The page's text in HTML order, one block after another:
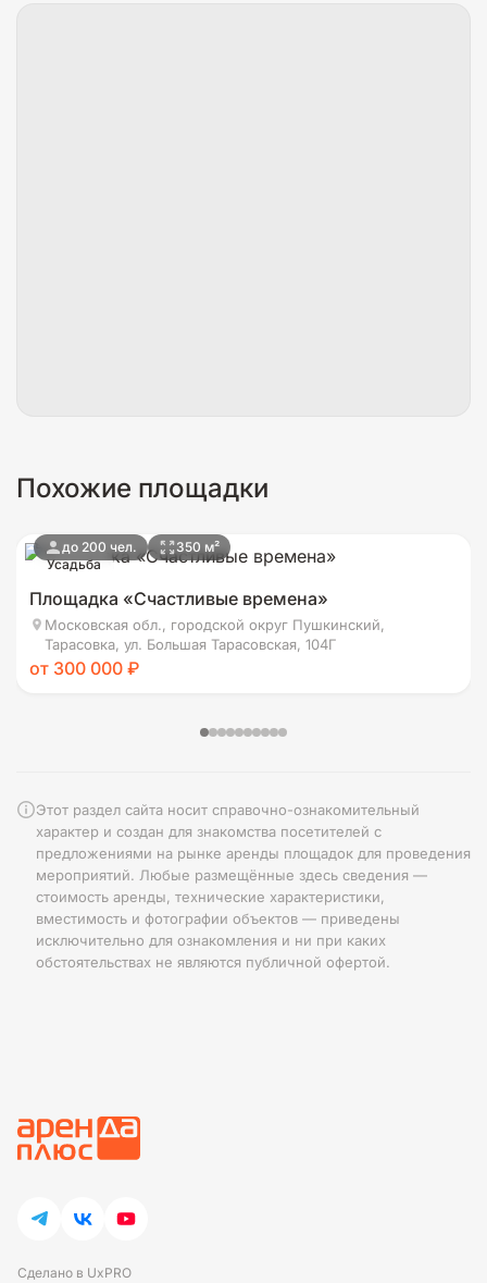
Похожие площадки
Усадьба
до 200 чел. 350 м²
Площадка «Счастливые времена»
Московская обл., городской округ Пушкинский,
Тарасовка, ул. Большая Тарасовская, 104Г
от 300 000 ₽
Этот раздел сайта носит справочно-ознакомительный
характер и создан для знакомства посетителей с
предложениями на рынке аренды площадок для проведения
мероприятий. Любые размещённые здесь сведения —
стоимость аренды, технические характеристики,
вместимость и фотографии объектов — приведены
исключительно для ознакомления и ни при каких
обстоятельствах не являются публичной офертой.
Сделано в UxPRO